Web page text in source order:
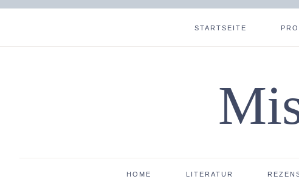
STARTSEITE
HOME LITERATUR